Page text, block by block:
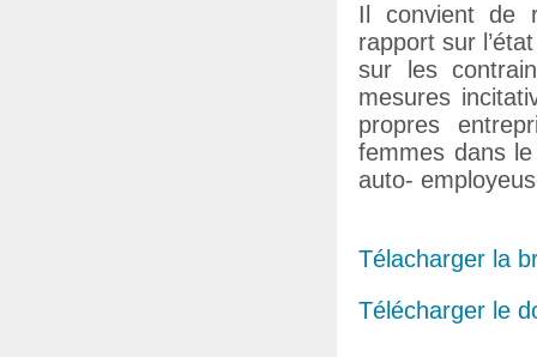
Il convient de
rapport sur
sur les
mesures
propres
femmes dans
auto-
Télacharger la
Télécharger le